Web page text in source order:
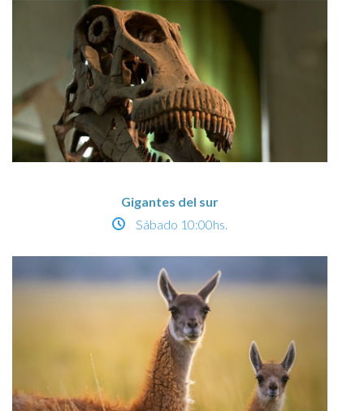
Gigantes del sur
Sábado 10:00hs.